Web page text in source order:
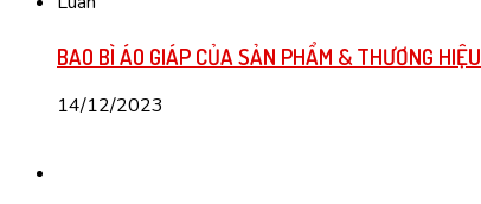
BAO BÌ ÁO GIÁP CỦA SẢN PHẨM & THƯƠNG HIỆU
14/12/2023